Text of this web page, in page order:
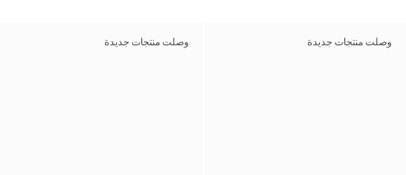
وصلت منتجات جديدة وصلت منتجات جديدة